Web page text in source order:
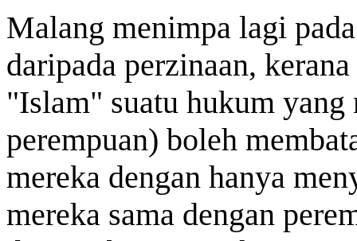
Malang menimpa lagi
daripada perzinaan,
"Islam" suatu hukum yang
perempuan) boleh
mereka dengan hanya
mereka sama dengan